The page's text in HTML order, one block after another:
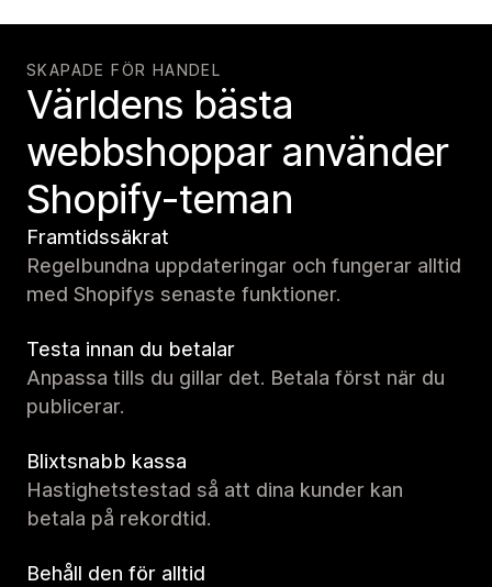
SKAPADE FÖR HANDEL
Världens bästa
webbshoppar använder
Shopify-teman
Framtidssäkrat
Regelbundna uppdateringar och fungerar alltid
med Shopifys senaste funktioner.
Testa innan du betalar
Anpassa tills du gillar det. Betala först när du
publicerar.
Blixtsnabb kassa
Hastighetstestad så att dina kunder kan
betala på rekordtid.
Behåll den för alltid